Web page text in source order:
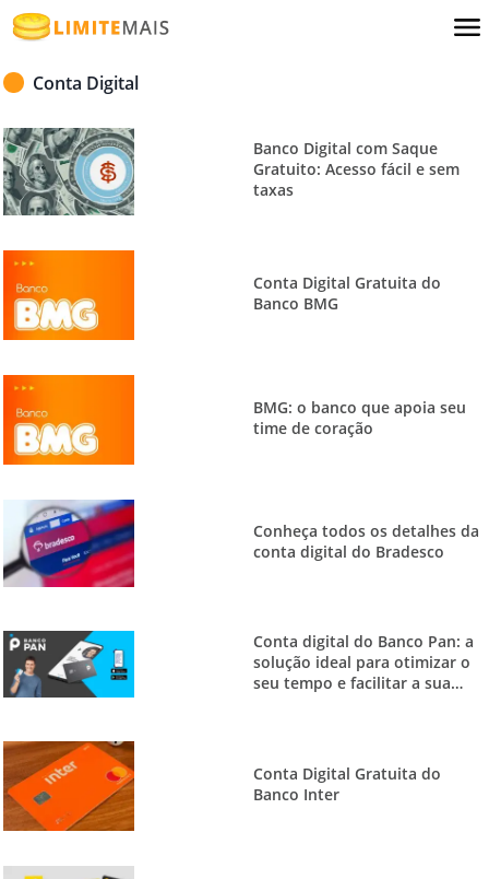
Conta Digital
Banco Digital com Saque
Gratuito: Acesso fácil e sem
taxas
Conta Digital Gratuita do
Banco BMG
BMG: o banco que apoia seu
time de coração
Conheça todos os detalhes da
conta digital do Bradesco
Conta digital do Banco Pan: a
solução ideal para otimizar o
seu tempo e facilitar a sua
Conta Digital Gratuita do
Banco Inter